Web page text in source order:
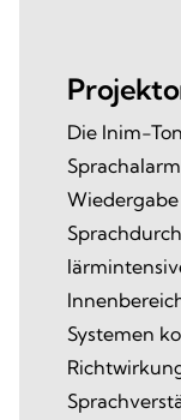
Die Inim-
Systemen